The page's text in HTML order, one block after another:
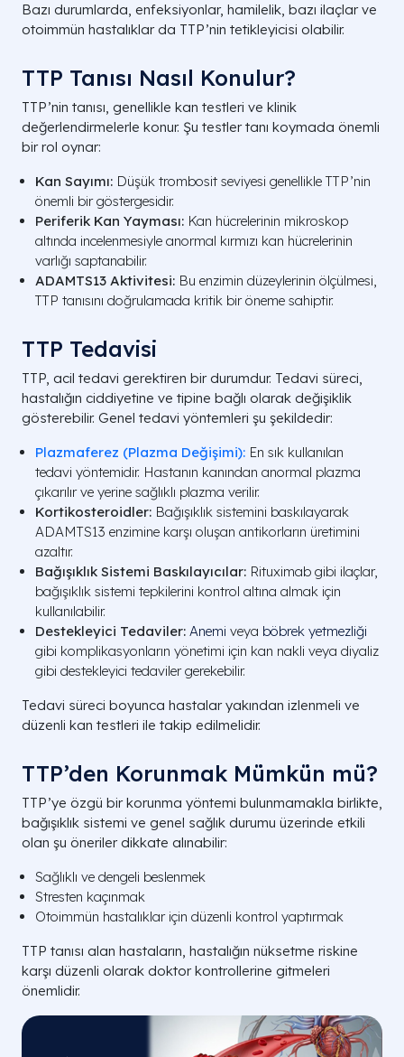
Bazı durumlarda, enfeksiyonlar, hamilelik, bazı ilaçlar ve
otoimmün hastalıklar da TTP’nin tetikleyicisi olabilir.
TTP Tanısı Nasıl Konulur?
TTP’nin tanısı, genellikle kan testleri ve klinik
değerlendirmelerle konur. Şu testler tanı koymada önemli
bir rol oynar:
Kan Sayımı: Düşük trombosit seviyesi genellikle TTP’nin
önemli bir göstergesidir.
Periferik Kan Yayması: Kan hücrelerinin mikroskop
altında incelenmesiyle anormal kırmızı kan hücrelerinin
varlığı saptanabilir.
ADAMTS13 Aktivitesi: Bu enzimin düzeylerinin ölçülmesi,
TTP tanısını doğrulamada kritik bir öneme sahiptir.
TTP Tedavisi
TTP, acil tedavi gerektiren bir durumdur. Tedavi süreci,
hastalığın ciddiyetine ve tipine bağlı olarak değişiklik
gösterebilir. Genel tedavi yöntemleri şu şekildedir:
Plazmaferez (Plazma Değişimi): En sık kullanılan
tedavi yöntemidir. Hastanın kanından anormal plazma
çıkarılır ve yerine sağlıklı plazma verilir.
Kortikosteroidler: Bağışıklık sistemini baskılayarak
ADAMTS13 enzimine karşı oluşan antikorların üretimini
azaltır.
Bağışıklık Sistemi Baskılayıcılar: Rituximab gibi ilaçlar,
bağışıklık sistemi tepkilerini kontrol altına almak için
kullanılabilir.
Destekleyici Tedaviler: Anemi veya böbrek yetmezliği
gibi komplikasyonların yönetimi için kan nakli veya diyaliz
gibi destekleyici tedaviler gerekebilir.
Tedavi süreci boyunca hastalar yakından izlenmeli ve
düzenli kan testleri ile takip edilmelidir.
TTP’den Korunmak Mümkün mü?
TTP’ye özgü bir korunma yöntemi bulunmamakla birlikte,
bağışıklık sistemi ve genel sağlık durumu üzerinde etkili
olan şu öneriler dikkate alınabilir:
Sağlıklı ve dengeli beslenmek
Stresten kaçınmak
Otoimmün hastalıklar için düzenli kontrol yaptırmak
TTP tanısı alan hastaların, hastalığın nüksetme riskine
karşı düzenli olarak doktor kontrollerine gitmeleri
önemlidir.